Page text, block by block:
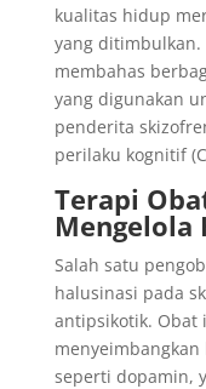
kualitas hidup
yang ditimbulkan.
membahas
yang digunakan
penderita
perilaku kognitif
Terapi
Mengelola
Salah satu
halusinasi pada
antipsikotik. Obat
seperti dopamin,